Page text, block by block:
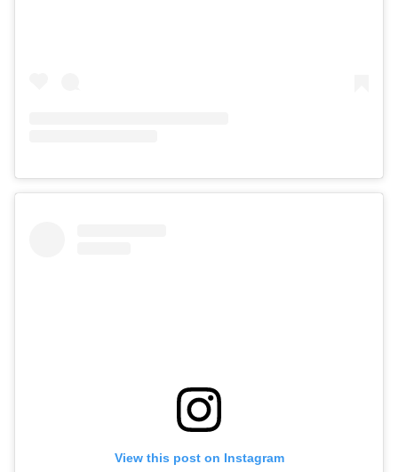
View this post on Instagram